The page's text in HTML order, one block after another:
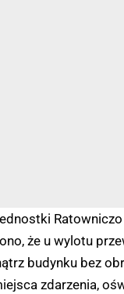
że u wylotu
budynku bez
zdarzenia,